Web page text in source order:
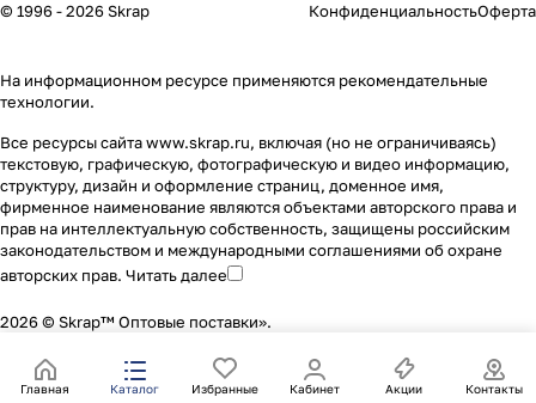
© 1996 - 2026 Skrap КонфиденциальностьОферта
На информационном ресурсе применяются рекомендательные
технологии.
Все ресурсы сайта www.skrap.ru, включая (но не ограничиваясь)
текстовую, графическую, фотографическую и видео информацию,
структуру, дизайн и оформление страниц, доменное имя,
фирменное наименование являются объектами авторского права и
прав на интеллектуальную собственность, защищены российским
законодательством и международными соглашениями об охране
авторских прав. Читать далее
2026 © Skrap™ Оптовые поставки».
Главная Каталог Избранные Кабинет Акции Контакты